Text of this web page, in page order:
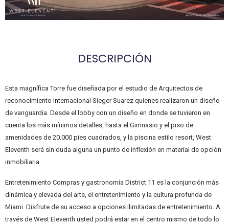
DESCRIPCIÓN
Esta magnífica Torre fue diseñada por el estudio de Arquitectos de
reconocimiento internacional Sieger Suarez quienes realizaron un diseño
de vanguardia. Desde el lobby con un diseño en donde se tuvieron en
cuenta los más mínimos detalles, hasta el Gimnasio y el piso de
amenidades de 20.000 pies cuadrados, y la piscina estilo resort, West
Eleventh será sin duda alguna un punto de inflexión en material de opción
inmobiliaria.
Entretenimiento Compras y gastronomía District 11 es la conjunción más
dinámica y elevada del arte, el entretenimiento y la cultura profunda de
Miami. Disfrute de su acceso a opciones ilimitadas de entretenimiento. A
través de West Eleventh usted podrá estar en el centro mismo de todo lo